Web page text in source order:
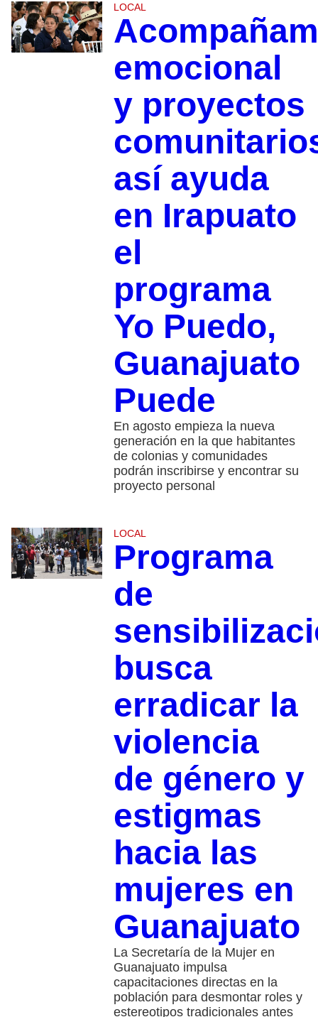
LOCAL
emocional
y proyectos
así ayuda
en Irapuato
el
programa
Yo Puedo,
Guanajuato
Puede
En agosto empieza la nueva
generación en la que habitantes
de colonias y comunidades
podrán inscribirse y encontrar su
proyecto personal
LOCAL
Programa
de
busca
erradicar la
violencia
de género y
estigmas
hacia las
mujeres en
Guanajuato
La Secretaría de la Mujer en
Guanajuato impulsa
capacitaciones directas en la
población para desmontar roles y
estereotipos tradicionales antes